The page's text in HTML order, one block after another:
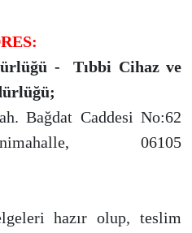
- Tıbbi Cihaz ve
Bağdat Caddesi No:62
06105
hazır olup, teslim